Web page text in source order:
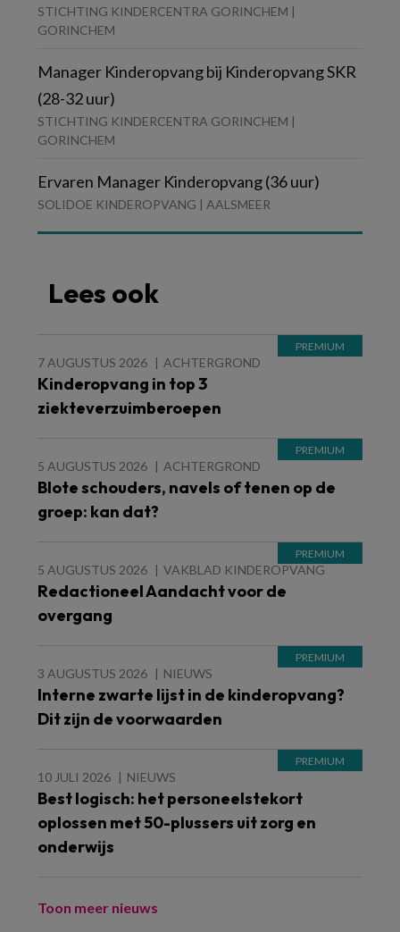
STICHTING KINDERCENTRA GORINCHEM |
GORINCHEM
Manager Kinderopvang bij Kinderopvang SKR
(28-32 uur)
STICHTING KINDERCENTRA GORINCHEM |
GORINCHEM
Ervaren Manager Kinderopvang (36 uur)
SOLIDOE KINDEROPVANG | AALSMEER
Lees ook
7 AUGUSTUS 2026 ACHTERGROND
Kinderopvang in top 3
ziekteverzuimberoepen
5 AUGUSTUS 2026 ACHTERGROND
Blote schouders, navels of tenen op de
groep: kan dat?
5 AUGUSTUS 2026 VAKBLAD KINDEROPVANG
Redactioneel Aandacht voor de
overgang
3 AUGUSTUS 2026 NIEUWS
Interne zwarte lijst in de kinderopvang?
Dit zijn de voorwaarden
10 JULI 2026 NIEUWS
Best logisch: het personeelstekort
oplossen met 50-plussers uit zorg en
onderwijs
Toon meer nieuws